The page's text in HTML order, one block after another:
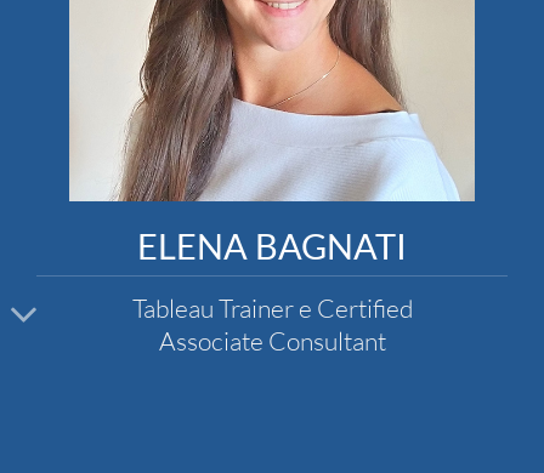
ELENA BAGNATI
Tableau Trainer e Certified
Associate Consultant